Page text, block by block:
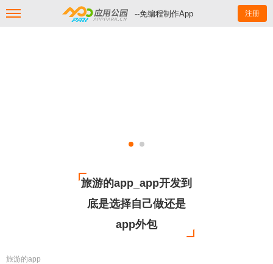
--免编程制作App 注册
旅游的app_app开发到
底是选择自己做还是
app外包
旅游的app